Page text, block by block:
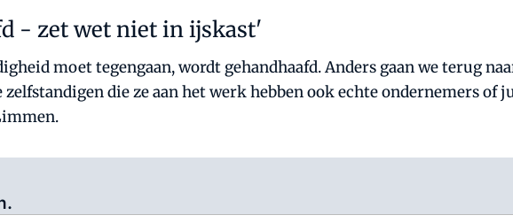
- zet wet niet in ijskast'
moet tegengaan, wordt gehandhaafd. Anders gaan we terug
die ze aan het werk hebben ook echte ondernemers of